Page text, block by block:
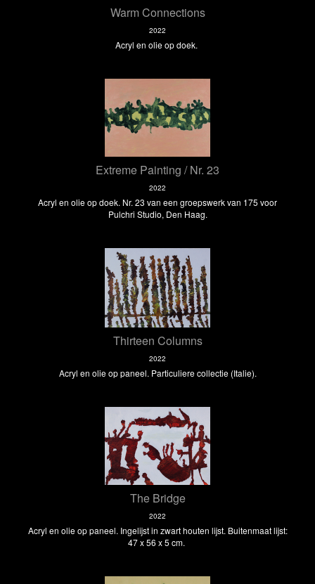
Warm Connections
2022
Acryl en olie op doek.
Extreme Painting / Nr. 23
2022
Acryl en olie op doek. Nr. 23 van een groepswerk van 175 voor
Pulchri Studio, Den Haag.
Thirteen Columns
2022
Acryl en olie op paneel. Particuliere collectie (Italie).
The Bridge
2022
Acryl en olie op paneel. Ingelijst in zwart houten lijst. Buitenmaat lijst:
47 x 56 x 5 cm.